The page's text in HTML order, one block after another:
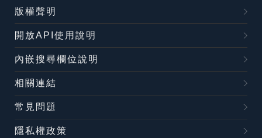
版權聲明
開放API使用說明
內嵌搜尋欄位說明
相關連結
常見問題
隱私權政策